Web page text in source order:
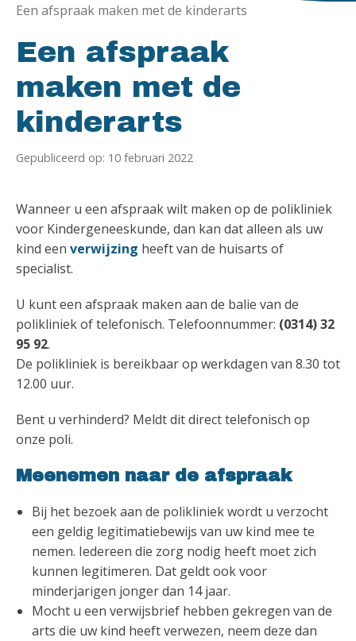
Een afspraak maken met de kinderarts
Een afspraak
maken met de
kinderarts
Gepubliceerd op: 10 februari 2022
Wanneer u een afspraak wilt maken op de polikliniek
voor Kindergeneeskunde, dan kan dat alleen als uw
kind een verwijzing heeft van de huisarts of
specialist.
U kunt een afspraak maken aan de balie van de
polikliniek of telefonisch. Telefoonnummer: (0314) 32
95 92.
De polikliniek is bereikbaar op werkdagen van 8.30 tot
12.00 uur.
Bent u verhinderd? Meldt dit direct telefonisch op
onze poli.
Meenemen naar de afspraak
Bij het bezoek aan de polikliniek wordt u verzocht
een geldig legitimatiebewijs van uw kind mee te
nemen. Iedereen die zorg nodig heeft moet zich
kunnen legitimeren. Dat geldt ook voor
minderjarigen jonger dan 14 jaar.
Mocht u een verwijsbrief hebben gekregen van de
arts die uw kind heeft verwezen, neem deze dan